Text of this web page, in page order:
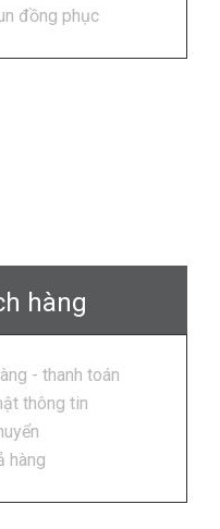
đồng phục
hàng
- thanh toán
thông tin
hàng